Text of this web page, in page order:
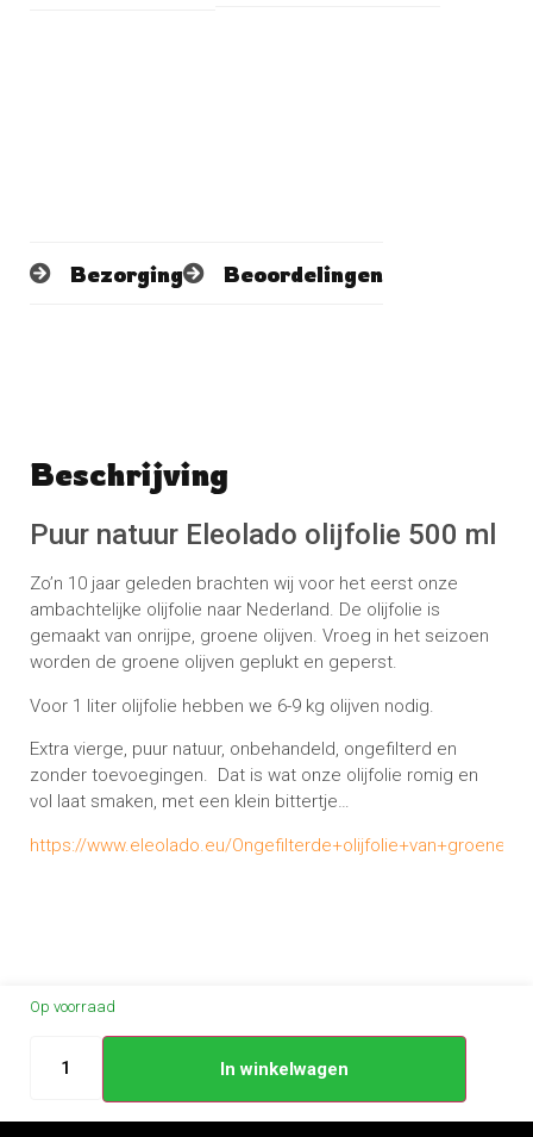
Bezorging Beoordelingen
Beschrijving
Puur natuur Eleolado olijfolie 500 ml
Zo’n 10 jaar geleden brachten wij voor het eerst onze
ambachtelijke olijfolie naar Nederland. De olijfolie is
gemaakt van onrijpe, groene olijven. Vroeg in het seizoen
worden de groene olijven geplukt en geperst.
Voor 1 liter olijfolie hebben we 6-9 kg olijven nodig.
Extra vierge, puur natuur, onbehandeld, ongefilterd en
zonder toevoegingen. Dat is wat onze olijfolie romig en
vol laat smaken, met een klein bittertje…
https://www.eleolado.eu/
No reviews found
Op voorraad
In winkelwagen